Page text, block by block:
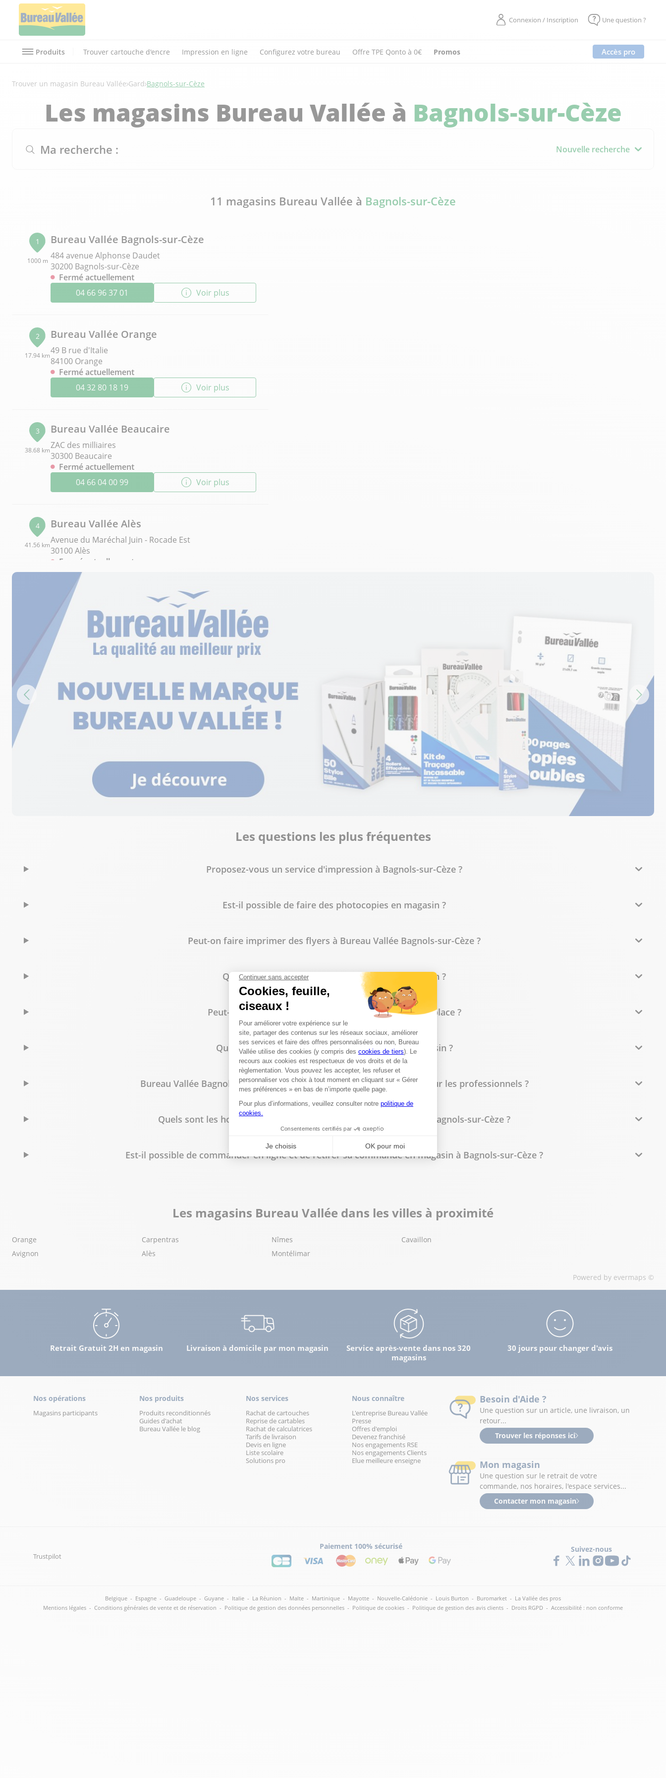
Connexion / Inscription Une question ?
Produits Trouver cartouche d'encre Impression en ligne Configurez votre bureau Offre TPE Qonto à 0€ Promos Accès pro
Trouver un magasin Bureau Vallée Gard Bagnols-sur-Cèze
Les magasins Bureau Vallée à Bagnols-sur-Cèze
Ma recherche : Nouvelle recherche
11 magasins Bureau Vallée à Bagnols-sur-Cèze
1
1000 m
Bureau Vallée Bagnols-sur-Cèze
484 avenue Alphonse Daudet
30200 Bagnols-sur-Cèze
Fermé actuellement
04 66 96 37 01
Voir plus
2
17.94 km
Bureau Vallée Orange
49 B rue d'Italie
84100 Orange
Fermé actuellement
04 32 80 18 19
Voir plus
3
38.68 km
Bureau Vallée Beaucaire
ZAC des milliaires
30300 Beaucaire
Fermé actuellement
04 66 04 00 99
Voir plus
4
41.56 km
Bureau Vallée Alès
Avenue du Maréchal Juin - Rocade Est
30100 Alès
Fermé actuellement
04 66 55 60 10
42.39 km
Bureau Vallée Montélimar
Rue Joseph Monard Pélissier
26200 Montélimar
Fermé actuellement
Bureau Vallée Nîmes
437 Cours Jean MONNET
0466363692
Voir plus
Les questions les plus fréquentes
Proposez-vous un service d'impression à Bagnols-sur-Cèze ?
Est-il possible de faire des photocopies en magasin ?
Peut-on faire imprimer des flyers à Bureau Vallée Bagnols-sur-Cèze ?
Quels types de reliure sont disponibles en magasin ?
Peut-on commander des tampons personnalisés sur place ?
Quelles fournitures de bureau trouve-t-on en magasin ?
Bureau Vallée Bagnols-sur-Cèze propose-t-il des tarifs spécifiques pour les professionnels ?
Quels sont les horaires d'ouverture du magasin Bureau Vallée à Bagnols-sur-Cèze ?
Est-il possible de commander en ligne et de retirer sa commande en magasin à Bagnols-sur-Cèze ?
Les magasins Bureau Vallée dans les villes à proximité
Orange
Avignon
Carpentras
Alès
Nîmes
Montélimar
Cavaillon
Powered by evermaps ©
Retrait Gratuit 2H en magasin Livraison à domicile par mon magasin
Service après-vente dans nos 320
magasins
30 jours pour changer d'avis
Nos opérations
Magasins participants
Nos produits
Produits reconditionnés
Guides d'achat
Bureau Vallée le blog
Nos services
Rachat de cartouches
Reprise de cartables
Rachat de calculatrices
Tarifs de livraison
Devis en ligne
Liste scolaire
Solutions pro
Nous connaître
L'entreprise Bureau Vallée
Presse
Offres d'emploi
Devenez franchisé
Nos engagements RSE
Nos engagements Clients
Elue meilleure enseigne
Besoin d'Aide ?
Une question sur un article, une livraison, un
retour...
Trouver les réponses ici
Mon magasin
Une question sur le retrait de votre
commande, nos horaires, l'espace services...
Contacter mon magasin
Trustpilot
Paiement 100% sécurisé Suivez-nous
Belgique - Espagne - Guadeloupe - Guyane - Italie - La Réunion - Malte - Martinique - Mayotte - Nouvelle-Calédonie - Louis Burton - Buromarket - La Vallée des pros
Mentions légales - Conditions générales de vente et de réservation - Politique de gestion des données personnelles - Politique de cookies - Politique de gestion des avis clients - Droits RGPD - Accessibilité : non conforme